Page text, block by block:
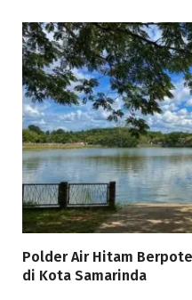
Polder Air Hitam
di Kota Samarinda